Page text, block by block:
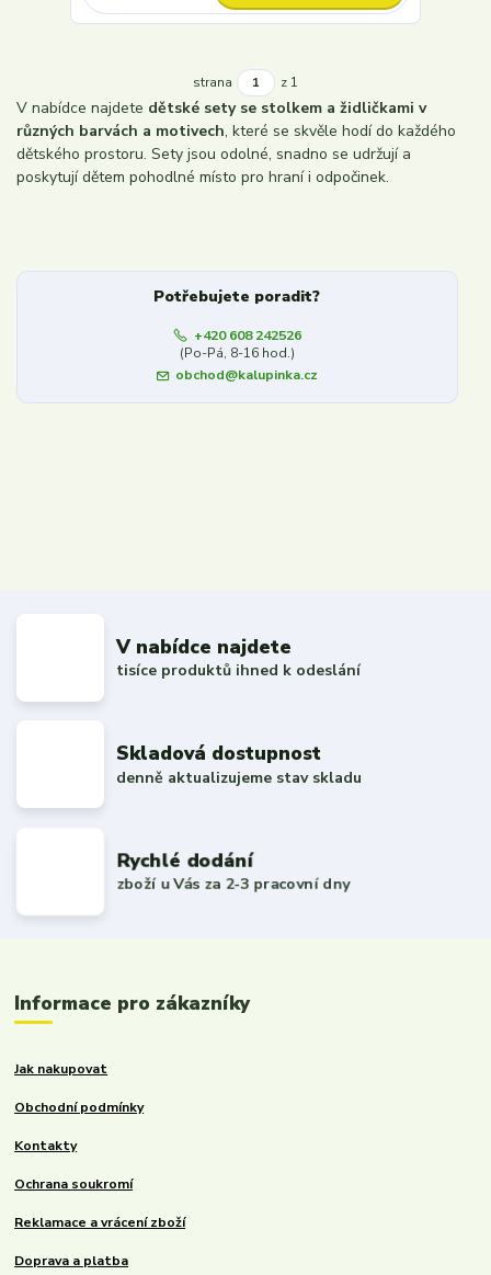
strana z 1
V nabídce najdete dětské sety se stolkem a židličkami v
různých barvách a motivech, které se skvěle hodí do každého
dětského prostoru. Sety jsou odolné, snadno se udržují a
poskytují dětem pohodlné místo pro hraní i odpočinek.
Potřebujete poradit?
+420 608 242526
(Po-Pá, 8-16 hod.)
obchod@kalupinka.cz
V nabídce najdete
tisíce produktů ihned k odeslání
Skladová dostupnost
denně aktualizujeme stav skladu
Rychlé dodání
zboží u Vás za 2-3 pracovní dny
Informace pro zákazníky
Jak nakupovat
Obchodní podmínky
Kontakty
Ochrana soukromí
Reklamace a vrácení zboží
Doprava a platba